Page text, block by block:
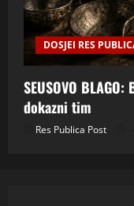
DOSJEI RES
SEUSOVO
dokazni tim
Res Publica Post